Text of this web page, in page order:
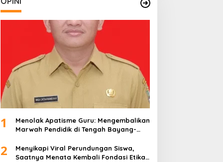
1
Menolak Apatisme Guru: Mengembalikan
Marwah Pendidik di Tengah Bayang-
2
Menyikapi Viral Perundungan Siswa,
Saatnya Menata Kembali Fondasi Etika